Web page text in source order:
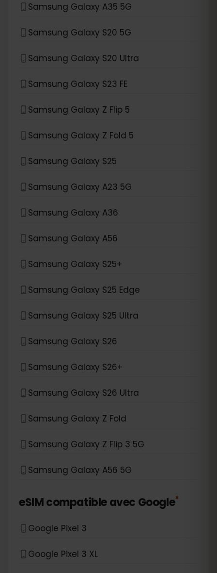
Samsung Galaxy A35 5G
Samsung Galaxy S20 5G
Samsung Galaxy S20 Ultra
Samsung Galaxy S23 FE
Samsung Galaxy Z Flip 5
Samsung Galaxy Z Fold 5
Samsung Galaxy S25
Samsung Galaxy A23 5G
Samsung Galaxy A36
Samsung Galaxy A56
Samsung Galaxy S25+
Samsung Galaxy S25 Edge
Samsung Galaxy S25 Ultra
Samsung Galaxy S26
Samsung Galaxy S26+
Samsung Galaxy S26 Ultra
Samsung Galaxy Z Fold
Samsung Galaxy Z Flip 3 5G
Samsung Galaxy A56 5G
eSIM compatible avec Google*
Google Pixel 3
Google Pixel 3 XL